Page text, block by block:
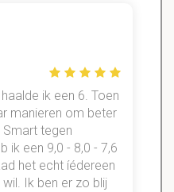
ik een 6. Toen
manieren om beter
Smart tegen
ik een 9,0 - 8,0 - 7,6
het echt íédereen
Ik ben er zo blij